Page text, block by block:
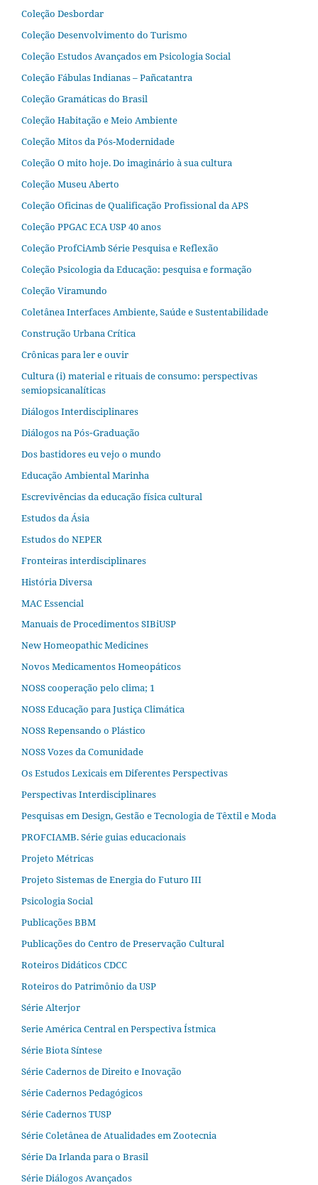
Coleção Desbordar
Coleção Desenvolvimento do Turismo
Coleção Estudos Avançados em Psicologia Social
Coleção Fábulas Indianas – Pañcatantra
Coleção Gramáticas do Brasil
Coleção Habitação e Meio Ambiente
Coleção Mitos da Pós-Modernidade
Coleção O mito hoje. Do imaginário à sua cultura
Coleção Museu Aberto
Coleção Oficinas de Qualificação Profissional da APS
Coleção PPGAC ECA USP 40 anos
Coleção ProfCiAmb Série Pesquisa e Reflexão
Coleção Psicologia da Educação: pesquisa e formação
Coleção Viramundo
Coletânea Interfaces Ambiente, Saúde e Sustentabilidade
Construção Urbana Crítica
Crônicas para ler e ouvir
Cultura (i) material e rituais de consumo: perspectivas
semiopsicanalíticas
Diálogos Interdisciplinares
Diálogos na Pós‐Graduação
Dos bastidores eu vejo o mundo
Educação Ambiental Marinha
Escrevivências da educação física cultural
Estudos da Ásia​
Estudos do NEPER
Fronteiras interdisciplinares
História Diversa
MAC Essencial
Manuais de Procedimentos SIBiUSP
New Homeopathic Medicines
Novos Medicamentos Homeopáticos
NOSS cooperação pelo clima; 1
NOSS Educação para Justiça Climática
NOSS Repensando o Plástico
NOSS Vozes da Comunidade
Os Estudos Lexicais em Diferentes Perspectivas
Perspectivas Interdisciplinares
Pesquisas em Design, Gestão e Tecnologia de Têxtil e Moda
PROFCIAMB. Série guias educacionais
Projeto Métricas
Projeto Sistemas de Energia do Futuro III
Psicologia Social
Publicações BBM
Publicações do Centro de Preservação Cultural
Roteiros Didáticos CDCC
Roteiros do Patrimônio da USP
Série Alterjor
Serie América Central en Perspectiva Ístmica
Série Biota Síntese
Série Cadernos de Direito e Inovação
Série Cadernos Pedagógicos
Série Cadernos TUSP
Série Coletânea de Atualidades em Zootecnia
Série Da Irlanda para o Brasil
Série Diálogos Avançados